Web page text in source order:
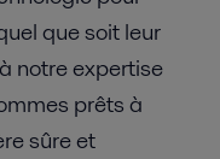
que soit leur
notre expertise
prêts à
sûre et